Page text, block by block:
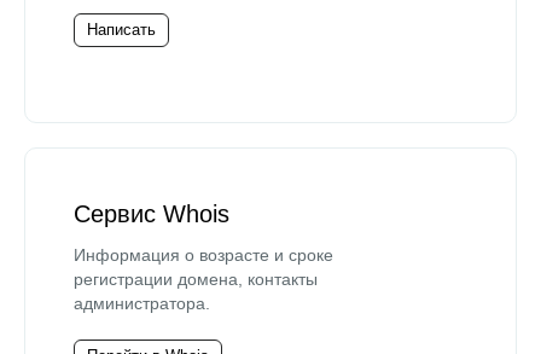
Написать
Сервис Whois
Информация о возрасте и сроке
регистрации домена, контакты
администратора.